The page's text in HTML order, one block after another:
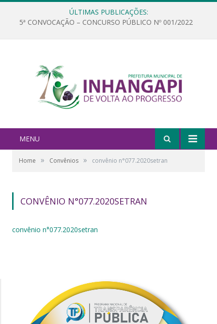
ÚLTIMAS PUBLICAÇÕES:
5ª CONVOCAÇÃO – CONCURSO PÚBLICO Nº 001/2022
MENU
Home » Convênios » convênio n°077.2020setran
CONVÊNIO N°077.2020SETRAN
convênio n°077.2020setran